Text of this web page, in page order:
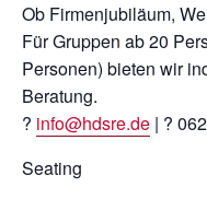
Ob Firmenjubiläum,
Für Gruppen ab 20
Personen) bieten wir
Beratung.
? info@hdsre.de | ?
Seating